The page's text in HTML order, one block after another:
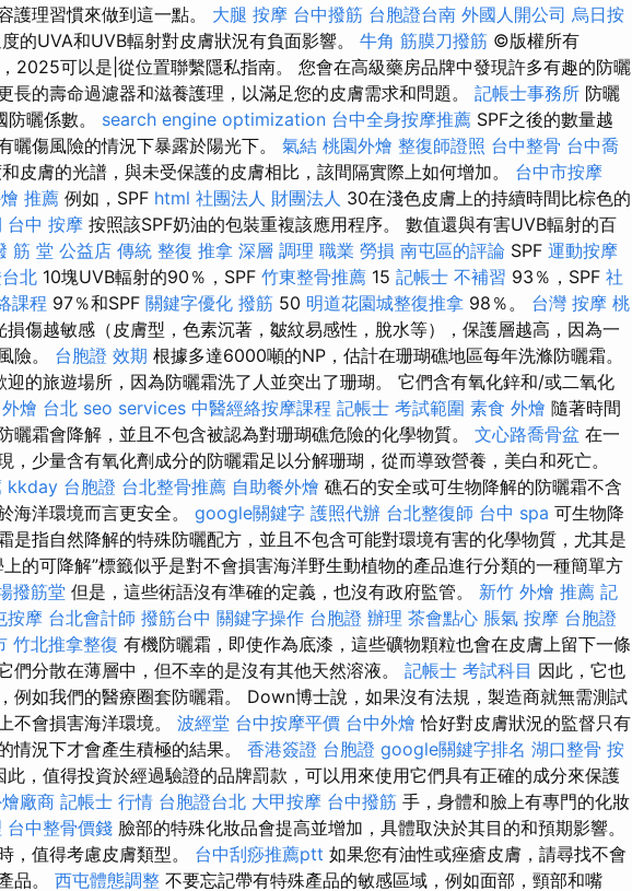
護理習慣來做到這一點。 大腿 按摩 台中撥筋 台胞證台南 外國人開公司 烏日按
的UVA和UVB輻射對皮膚狀況有負面影響。 牛角 筋膜刀撥筋 ©版權所有
2025可以是|從位置聯繫隱私指南。 您會在高級藥房品牌中發現許多有趣的防曬
長的壽命過濾器和滋養護理，以滿足您的皮膚需求和問題。 記帳士事務所 防曬
曬係數。 search engine optimization 台中全身按摩推薦 SPF之後的數量越
曬傷風險的情況下暴露於陽光下。 氣結 桃園外燴 整復師證照 台中整骨 台中喬
皮膚的光譜，與未受保護的皮膚相比，該間隔實際上如何增加。 台中市按摩
推薦 例如，SPF html 社團法人 財團法人 30在淺色皮膚上的持續時間比棕色的
台中 按摩 按照該SPF奶油的包裝重複該應用程序。 數值還與有害UVB輻射的百
筋 堂 公益店 傳統 整復 推拿 深層 調理 職業 勞損 南屯區的評論 SPF 運動按摩
北 10塊UVB輻射的90％，SPF 竹東整骨推薦 15 記帳士 不補習 93％，SPF 社
課程 97％和SPF 關鍵字優化 撥筋 50 明道花園城整復推拿 98％。 台灣 按摩 桃
損傷越敏感（皮膚型，色素沉著，皺紋易感性，脫水等），保護層越高，因為一
險。 台胞證 效期 根據多達6000噸的NP，估計在珊瑚礁地區每年洗滌防曬霜。
迎的旅遊場所，因為防曬霜洗了人並突出了珊瑚。 它們含有氧化鋅和/或二氧化
外燴 台北 seo services 中醫經絡按摩課程 記帳士 考試範圍 素食 外燴 隨著時間
曬霜會降解，並且不包含被認為對珊瑚礁危險的化學物質。 文心路喬骨盆 在一
，少量含有氧化劑成分的防曬霜足以分解珊瑚，從而導致營養，美白和死亡。
kkday 台胞證 台北整骨推薦 自助餐外燴 礁石的安全或可生物降解的防曬霜不含
海洋環境而言更安全。 google關鍵字 護照代辦 台北整復師 台中 spa 可生物降
是指自然降解的特殊防曬配方，並且不包含可能對環境有害的化學物質，尤其是
上的可降解”標籤似乎是對不會損害海洋野生動植物的產品進行分類的一種簡單方
撥筋堂 但是，這些術語沒有準確的定義，也沒有政府監管。 新竹 外燴 推薦 記
按摩 台北會計師 撥筋台中 關鍵字操作 台胞證 辦理 茶會點心 脹氣 按摩 台胞證
竹北推拿整復 有機防曬霜，即使作為底漆，這些礦物顆粒也會在皮膚上留下一條
們分散在薄層中，但不幸的是沒有其他天然溶液。 記帳士 考試科目 因此，它也
例如我們的醫療圈套防曬霜。 Down博士說，如果沒有法規，製造商就無需測試
不會損害海洋環境。 波經堂 台中按摩平價 台中外燴 恰好對皮膚狀況的監督只有
情況下才會產生積極的結果。 香港簽證 台胞證 google關鍵字排名 湖口整骨 按
此，值得投資於經過驗證的品牌罰款，可以用來使用它們具有正確的成分來保護
廠商 記帳士 行情 台胞證台北 大甲按摩 台中撥筋 手，身體和臉上有專門的化妝
台中整骨價錢 臉部的特殊化妝品會提高並增加，具體取決於其目的和預期影響。
，值得考慮皮膚類型。 台中刮痧推薦ptt 如果您有油性或痤瘡皮膚，請尋找不會
品。 西屯體態調整 不要忘記帶有特殊產品的敏感區域，例如面部，頸部和嘴